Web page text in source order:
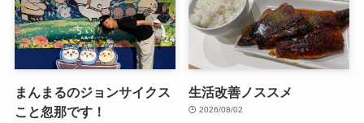
まんまるのジョンサイクス
こと忽那です！
生活改善ノススメ
2026/08/02